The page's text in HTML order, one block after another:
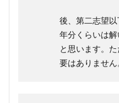
後、第二志望
年分くらいは
と思います。
要はありません